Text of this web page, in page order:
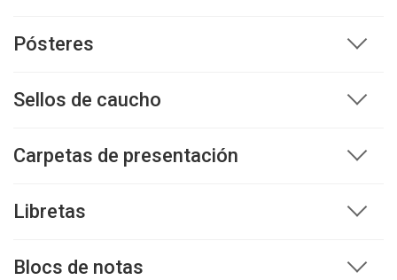
Pósteres
Sellos de caucho
Carpetas de presentación
Libretas
Blocs de notas